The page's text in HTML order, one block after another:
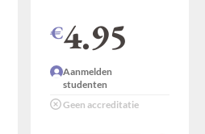
€4.95
Aanmelden
studenten
Geen accreditatie